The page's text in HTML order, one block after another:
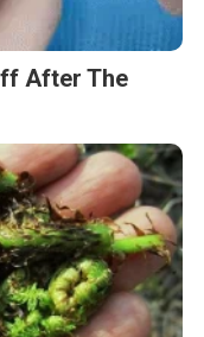
After The